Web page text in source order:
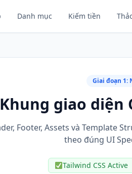
Danh mục Kiếm tiền
Giai đoạn 1:
Khung giao diện
Footer, Assets và Template
theo đúng UI
Tailwind CSS Active